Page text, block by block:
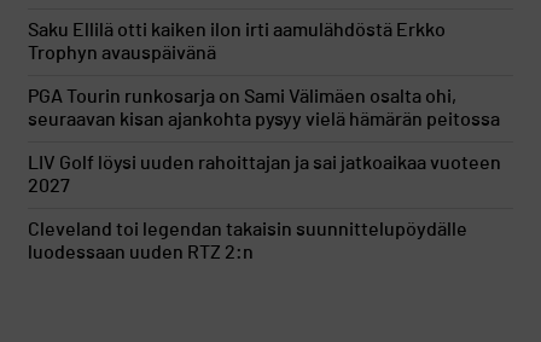
Saku Ellilä otti kaiken ilon irti aamulähdöstä Erkko
Trophyn avauspäivänä
PGA Tourin runkosarja on Sami Välimäen osalta ohi,
seuraavan kisan ajankohta pysyy vielä hämärän peitossa
LIV Golf löysi uuden rahoittajan ja sai jatkoaikaa vuoteen
2027
Cleveland toi legendan takaisin suunnittelupöydälle
luodessaan uuden RTZ 2:n